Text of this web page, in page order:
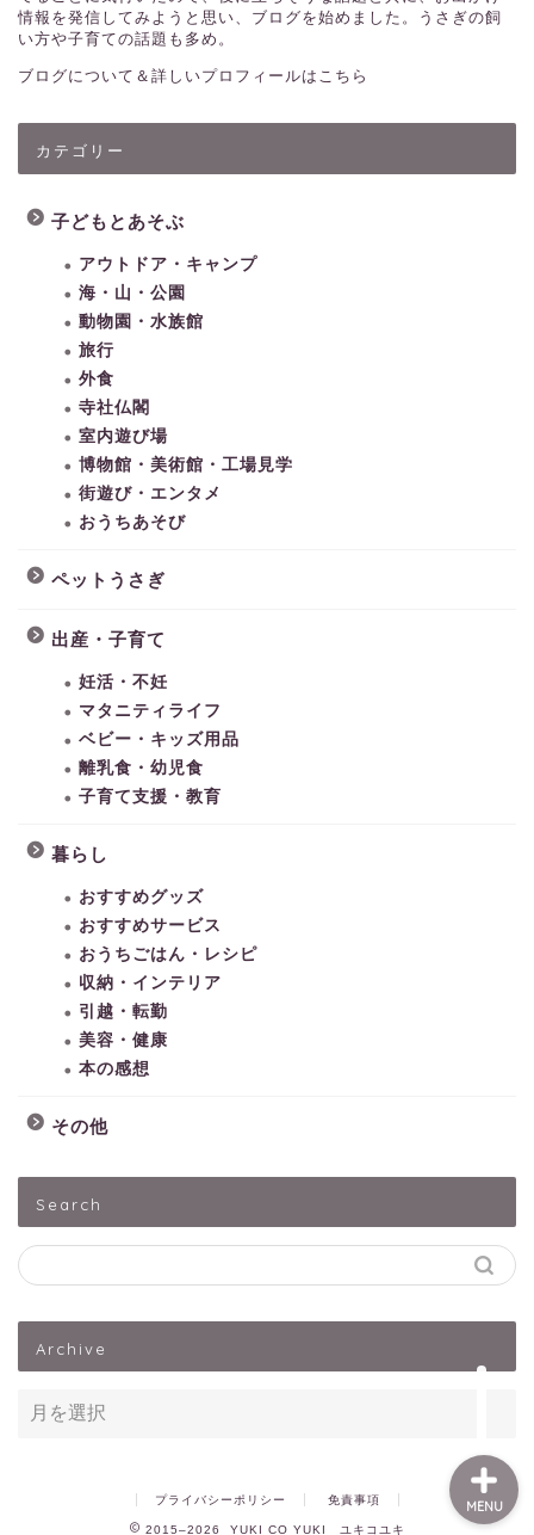
情報を発信してみようと思い、ブログを始めました。うさぎの飼
い方や子育ての話題も多め。
ブログについて＆詳しいプロフィールはこちら
カテゴリー
子どもとあそぶ
アウトドア・キャンプ
海・山・公園
動物園・水族館
旅行
外食
寺社仏閣
室内遊び場
博物館・美術館・工場見学
街遊び・エンタメ
おうちあそび
ペットうさぎ
出産・子育て
妊活・不妊
マタニティライフ
ベビー・キッズ用品
離乳食・幼児食
子育て支援・教育
暮らし
おすすめグッズ
おすすめサービス
おうちごはん・レシピ
収納・インテリア
引越・転勤
美容・健康
本の感想
その他
Search
Archive
プライバシーポリシー 免責事項
2015–2026 YUKI CO YUKI ユキコユキ
MENU
出産・子育て